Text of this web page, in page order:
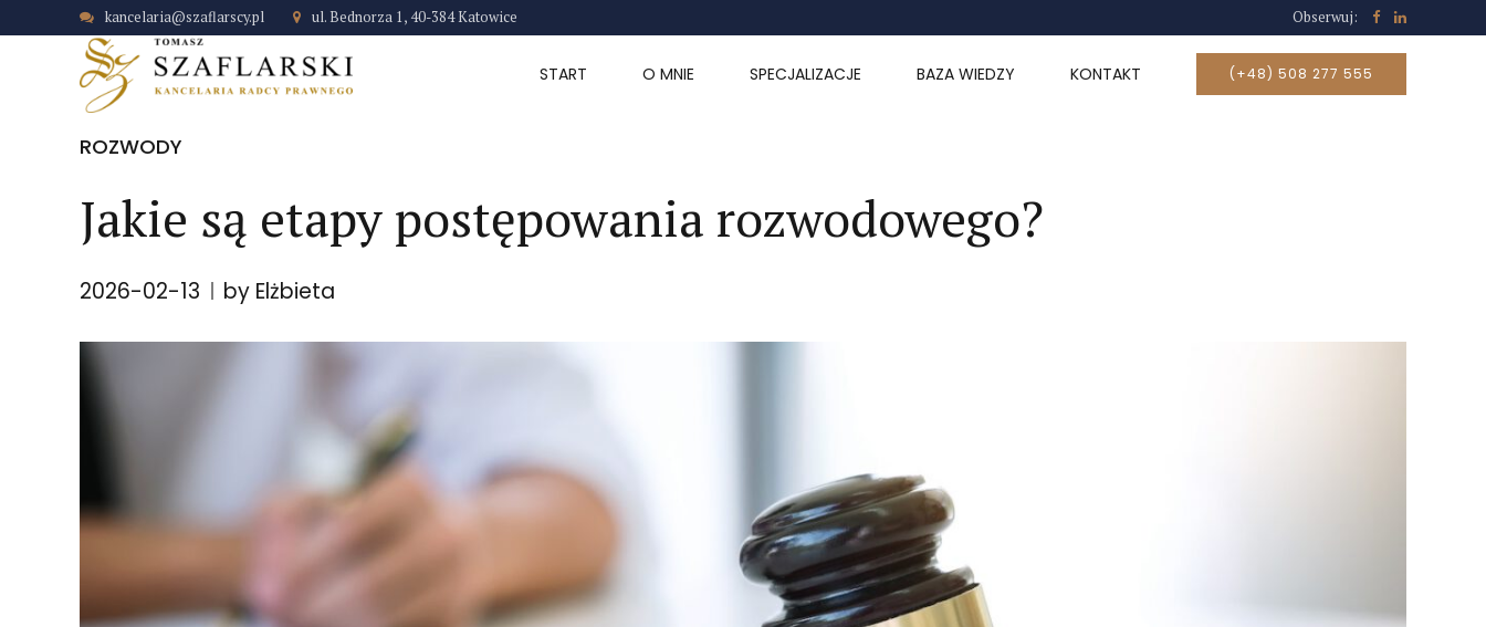
kancelaria@szaflarscy.pl ul. Bednorza 1, 40-384 Katowice Obserwuj:
(+48) 508 277 555
START O MNIE SPECJALIZACJE BAZA WIEDZY KONTAKT
ROZWODY
Jakie są etapy postępowania rozwodowego?
2026-02-13 by Elżbieta